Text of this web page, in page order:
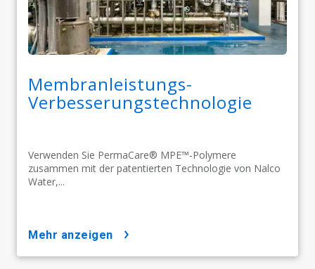
Membranleistungs-
Verbesserungstechnologie
Verwenden Sie PermaCare® MPE™-Polymere
zusammen mit der patentierten Technologie von Nalco
Water,...
mehr anzeigen